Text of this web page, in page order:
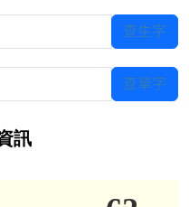
查生字
查單字